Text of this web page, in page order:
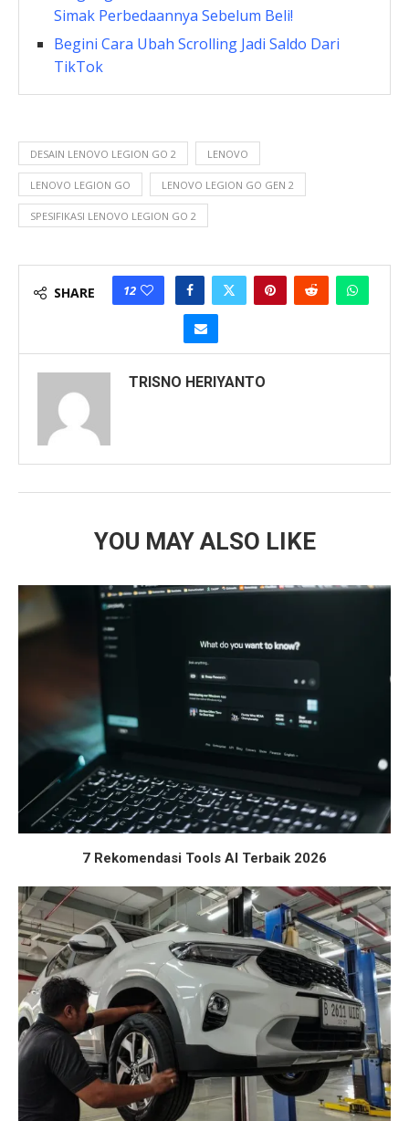
Simak Perbedaannya Sebelum Beli!
Begini Cara Ubah Scrolling Jadi Saldo Dari
TikTok
DESAIN LENOVO LEGION GO 2 LENOVO
LENOVO LEGION GO LENOVO LEGION GO GEN 2
SPESIFIKASI LENOVO LEGION GO 2
SHARE 12
TRISNO HERIYANTO
YOU MAY ALSO LIKE
7 Rekomendasi Tools AI Terbaik 2026